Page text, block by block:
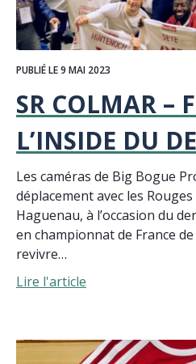
PUBLIÉ LE 9 MAI 2023
SR COLMAR –
L’INSIDE DU
Les caméras de Big Bogue
déplacement avec les
Haguenau, à l’occasion du
en championnat de France
revivre…
Lire l'article